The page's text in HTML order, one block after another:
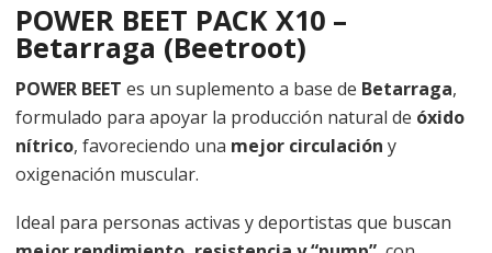
POWER BEET PACK X10 –
Betarraga (Beetroot)
POWER BEET es un suplemento a base de Betarraga,
formulado para apoyar la producción natural de óxido
nítrico, favoreciendo una mejor circulación y
oxigenación muscular.
Ideal para personas activas y deportistas que buscan